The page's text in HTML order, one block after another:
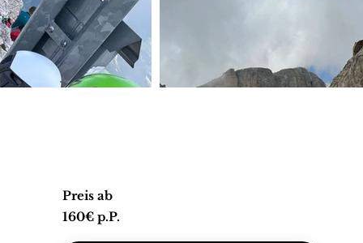
Preis ab
160€ p.P.